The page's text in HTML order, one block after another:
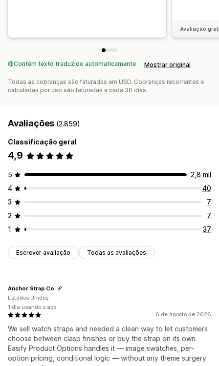
Avaliação
Contém texto traduzido automaticamente Mostrar original
Todas as cobranças são faturadas em USD. Cobranças recorrentes e
calculadas por uso são faturadas a cada 30 dias.
Avaliações (2.859)
Classificação geral
4,9
5
2,8 mil
4
40
3
7
2
7
1
37
Escrever avaliação Todas as avaliações
6 de agosto de 2026
We sell watch straps and needed a clean way to let customers
choose between clasp finishes or buy the strap on its own.
Easify Product Options handles it — image swatches, per-
option pricing, conditional logic — without any theme surgery
Anchor Strap Co.
Estados Unidos
1 dia usando o app